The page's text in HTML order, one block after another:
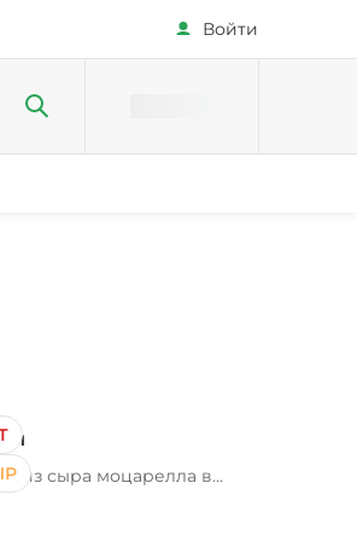
Войти
из сыра моцарелла в
масло растительное